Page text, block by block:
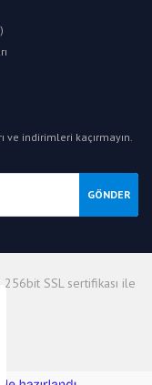
indirimleri kaçırmayın.
GÖNDER
256bit SSL sertifikası ile